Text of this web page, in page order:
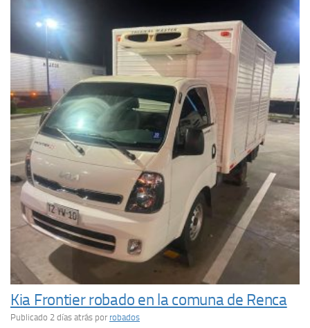
Kia Frontier robado en la comuna de Renca
Publicado 2 días atrás por robados